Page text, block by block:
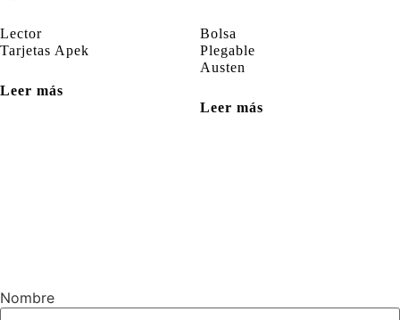
Lector
Tarjetas Apek
Leer más
Bolsa
Plegable
Austen
Leer más
Nombre